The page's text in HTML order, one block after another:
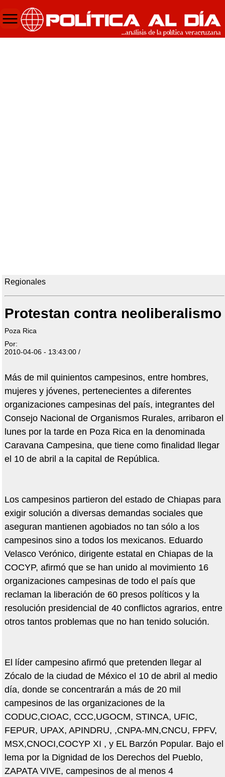
Regionales
Protestan contra neoliberalismo
Poza Rica
Por:
2010-04-06 - 13:43:00 /
Más de mil quinientos campesinos, entre hombres,
mujeres y jóvenes, pertenecientes a diferentes
organizaciones campesinas del país, integrantes del
Consejo Nacional de Organismos Rurales, arribaron el
lunes por la tarde en Poza Rica en la denominada
Caravana Campesina, que tiene como finalidad llegar
el 10 de abril a la capital de República.
Los campesinos partieron del estado de Chiapas para
exigir solución a diversas demandas sociales que
aseguran mantienen agobiados no tan sólo a los
campesinos sino a todos los mexicanos. Eduardo
Velasco Verónico, dirigente estatal en Chiapas de la
COCYP, afirmó que se han unido al movimiento 16
organizaciones campesinas de todo el país que
reclaman la liberación de 60 presos políticos y la
resolución presidencial de 40 conflictos agrarios, entre
otros tantos problemas que no han tenido solución.
El líder campesino afirmó que pretenden llegar al
Zócalo de la ciudad de México el 10 de abril al medio
día, donde se concentrarán a más de 20 mil
campesinos de las organizaciones de la
CODUC,CIOAC, CCC,UGOCM, STINCA, UFIC,
FEPUR, UPAX, APINDRU, ,CNPA-MN,CNCU, FPFV,
MSX,CNOCI,COCYP XI , y EL Barzón Popular. Bajo el
lema por la Dignidad de los Derechos del Pueblo,
ZAPATA VIVE, campesinos de al menos 4